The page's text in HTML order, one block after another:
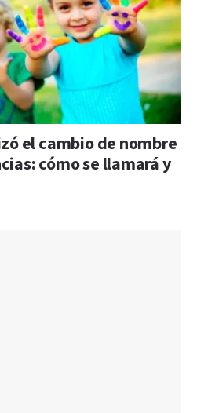
el cambio de nombre
cómo se llamará y